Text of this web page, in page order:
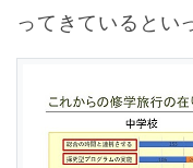
ってきているとい